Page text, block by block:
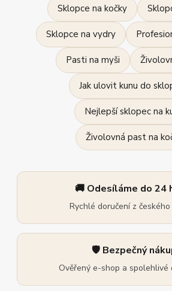
Sklopce na kočky
Sklopce na vydry
Pasti na myši
Jak ulovit kunu do
Nejlepší sklopec na
Živolovná past na
🚚 Odesíláme do 24
Rychlé doručení z
🛡️ Bezpečný
Ověřený e-shop a spolehlivé